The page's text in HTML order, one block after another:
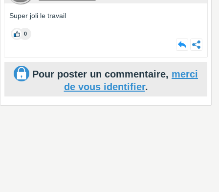
Super joli le travail
0
Pour poster un commentaire, merci
de vous identifier.